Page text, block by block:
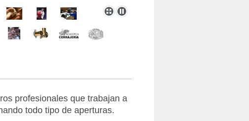
profesionales que trabajan a
todo tipo de aperturas.